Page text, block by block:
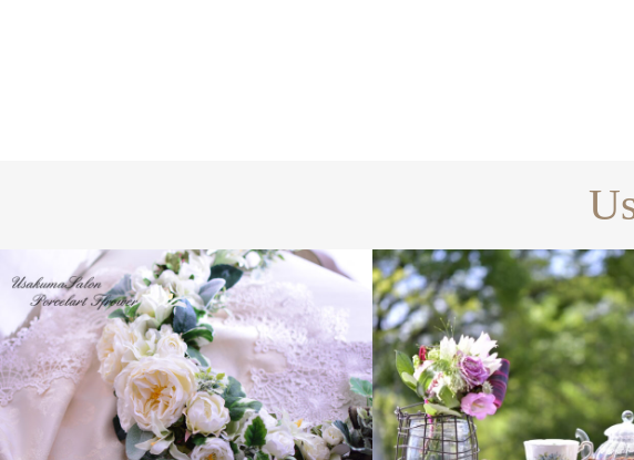
ギャラリー全て